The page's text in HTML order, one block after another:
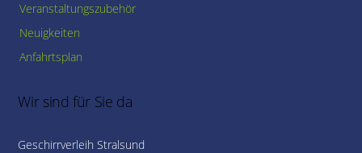
Veranstaltungszubehör
Neuigkeiten
Anfahrtsplan
Wir sind für Sie da
Geschirrverleih Stralsund